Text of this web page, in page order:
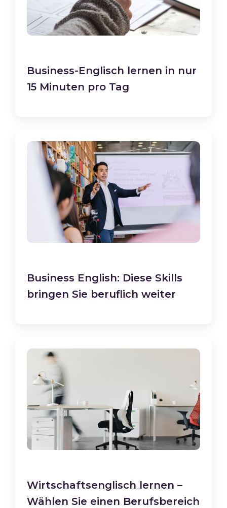
Business-Englisch lernen in nur
15 Minuten pro Tag
Business English: Diese Skills
bringen Sie beruflich weiter
Wirtschaftsenglisch lernen –
Wählen Sie einen Berufsbereich